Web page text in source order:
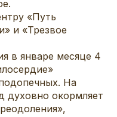
«Путь
и «Трезвое
в январе месяце 4
На
духовно окормляет